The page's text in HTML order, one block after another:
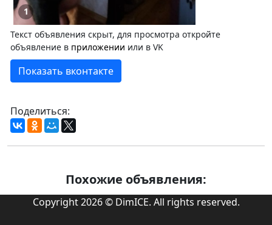
1
Текст объявления скрыт, для просмотра откройте
объявление в приложении или в VK
Показать вконтакте
Поделиться:
Похожие объявления:
Copyright 2026 © DimICE. All rights reserved.